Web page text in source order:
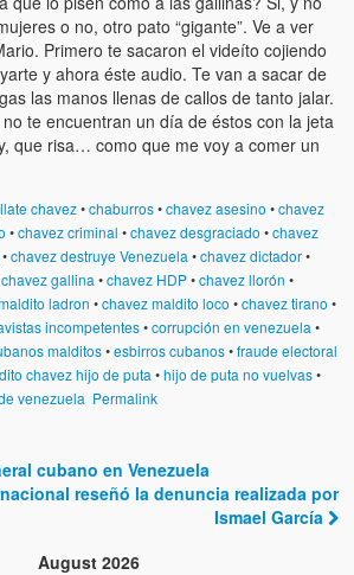
o no, otro pato “gigante”. Ve a ver
Primero te sacaron el videíto cojiendo
y ahora éste audio. Te van a sacar de
las manos llenas de callos de tanto jalar.
te encuentran un día de éstos con la jeta
que risa… como que me voy a comer un
chavez•chaburros•chavez asesino •chavez
•chavez criminal •chavez desgraciado •chavez
•chavez destruye Venezuela •chavez dictador•
chavez gallina •chavez HDP•chavez llorón •
ladron •chavez maldito loco •chavez tirano •
incompetentes•corrupción en venezuela •
malditos•esbirros cubanos•fraude electoral
chavez hijo de puta •hijo de puta no vuelvas•
venezuela Permalink
cubano en Venezuela
reseñó la denuncia realizada por
Ismael García
August 2026